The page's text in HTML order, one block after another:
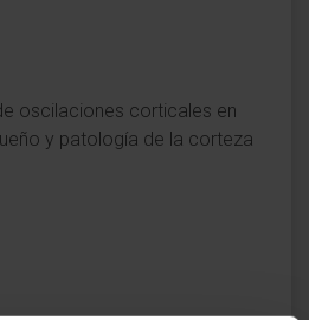
oscilaciones corticales en
y patología de la corteza